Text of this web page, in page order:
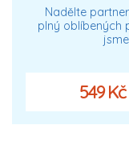
Nadělte
plný oblíbených
549 Kč